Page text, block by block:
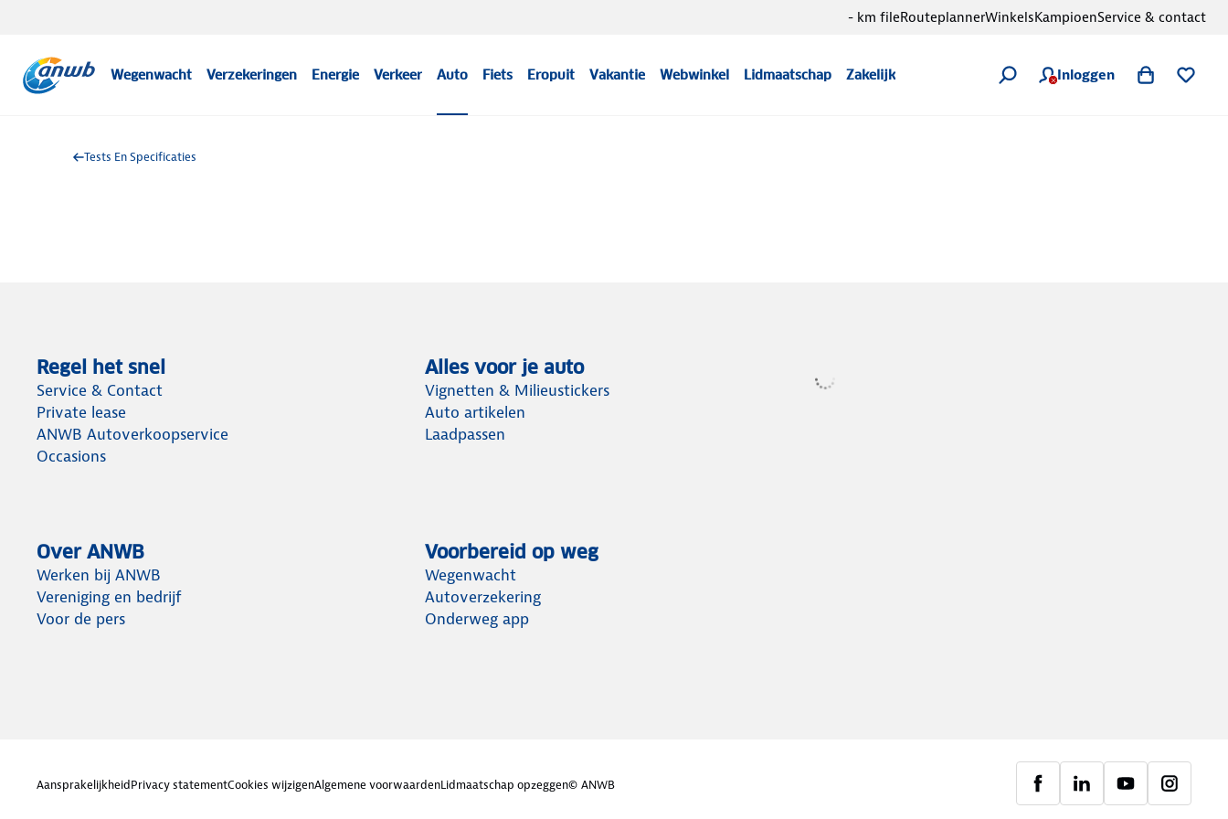
Wegenwacht Verzekeringen Energie Verkeer Auto Fiets Eropuit Vakantie Webwinkel Lidmaatschap Zakelijk Inloggen
- km fileRouteplannerWinkelsKampioenService & contact
Tests En Specificaties
Regel het snel
Service & Contact
Private lease
ANWB Autoverkoopservice
Occasions
Alles voor je auto
Vignetten & Milieustickers
Auto artikelen
Laadpassen
Over ANWB
Werken bij ANWB
Vereniging en bedrijf
Voor de pers
Voorbereid op weg
Wegenwacht
Autoverzekering
Onderweg app
AansprakelijkheidPrivacy statementCookies wijzigenAlgemene voorwaardenLidmaatschap opzeggen© ANWB